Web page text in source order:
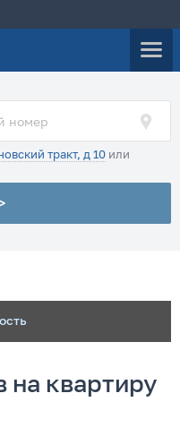
тракт, д 10 или
на квартиру